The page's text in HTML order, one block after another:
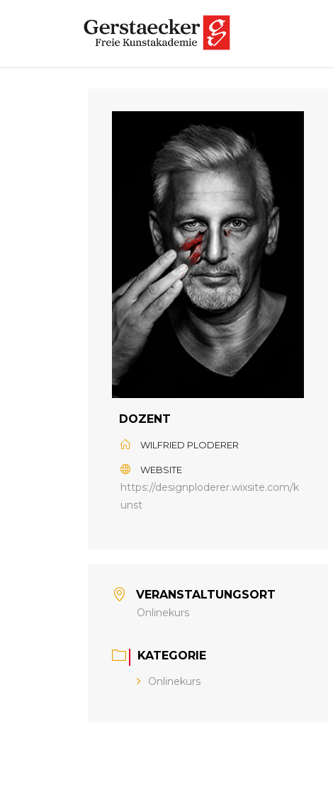
DOZENT
WILFRIED PLODERER
WEBSITE
https://designploderer.wixsite.com/k
unst
VERANSTALTUNGSORT
Onlinekurs
KATEGORIE
Onlinekurs